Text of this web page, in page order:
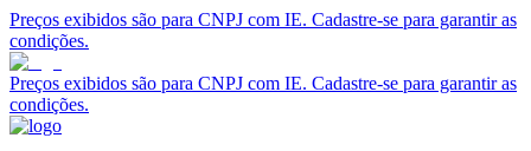
Preços exibidos são para CNPJ com IE. Cadastre-se para garantir as
condições.
Preços exibidos são para CNPJ com IE. Cadastre-se para garantir as
condições.